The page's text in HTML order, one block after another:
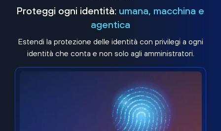
Proteggi ogni identità: umana, macchina e
agentica
Estendi la protezione delle identità con privilegi a ogni
identità che conta e non solo agli amministratori.